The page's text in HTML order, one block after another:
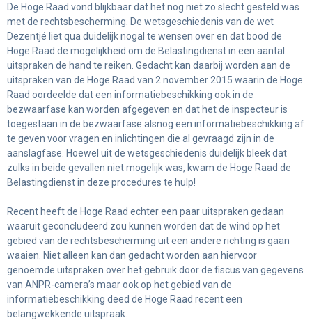
De Hoge Raad vond blijkbaar dat het nog niet zo slecht gesteld was
met de rechtsbescherming. De wetsgeschiedenis van de wet
Dezentjé liet qua duidelijk nogal te wensen over en dat bood de
Hoge Raad de mogelijkheid om de Belastingdienst in een aantal
uitspraken de hand te reiken. Gedacht kan daarbij worden aan de
uitspraken van de Hoge Raad van 2 november 2015 waarin de Hoge
Raad oordeelde dat een informatiebeschikking ook in de
bezwaarfase kan worden afgegeven en dat het de inspecteur is
toegestaan in de bezwaarfase alsnog een informatiebeschikking af
te geven voor vragen en inlichtingen die al gevraagd zijn in de
aanslagfase. Hoewel uit de wetsgeschiedenis duidelijk bleek dat
zulks in beide gevallen niet mogelijk was, kwam de Hoge Raad de
Belastingdienst in deze procedures te hulp!
Recent heeft de Hoge Raad echter een paar uitspraken gedaan
waaruit geconcludeerd zou kunnen worden dat de wind op het
gebied van de rechtsbescherming uit een andere richting is gaan
waaien. Niet alleen kan dan gedacht worden aan hiervoor
genoemde uitspraken over het gebruik door de fiscus van gegevens
van ANPR-camera’s maar ook op het gebied van de
informatiebeschikking deed de Hoge Raad recent een
belangwekkende uitspraak.